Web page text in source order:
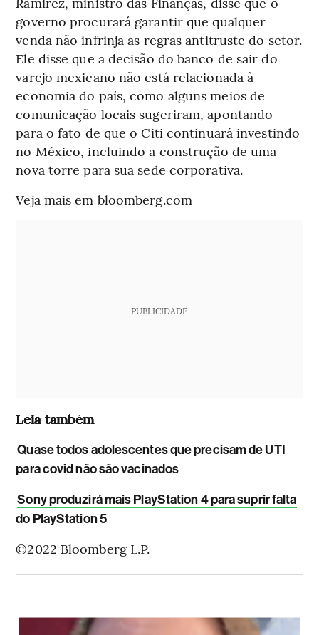
governo procurará garantir que qualquer
venda não infrinja as regras antitruste do setor.
Ele disse que a decisão do banco de sair do
varejo mexicano não está relacionada à
economia do país, como alguns meios de
comunicação locais sugeriram, apontando
para o fato de que o Citi continuará investindo
no México, incluindo a construção de uma
nova torre para sua sede corporativa.
Veja mais em bloomberg.com
PUBLICIDADE
Leia também
Quase todos adolescentes que precisam de UTI
para covid não são vacinados
Sony produzirá mais PlayStation 4 para suprir falta
do PlayStation 5
©2022 Bloomberg L.P.